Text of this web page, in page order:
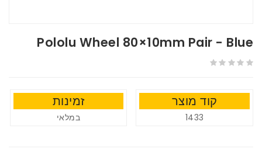
Pololu Wheel 80×10mm Pair - Blue
קוד מוצר
1433
זמינות
במלאי